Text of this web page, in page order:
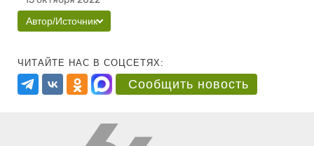
Автор/Источник
ЧИТАЙТЕ НАС В СОЦСЕТЯХ:
Сообщить новость